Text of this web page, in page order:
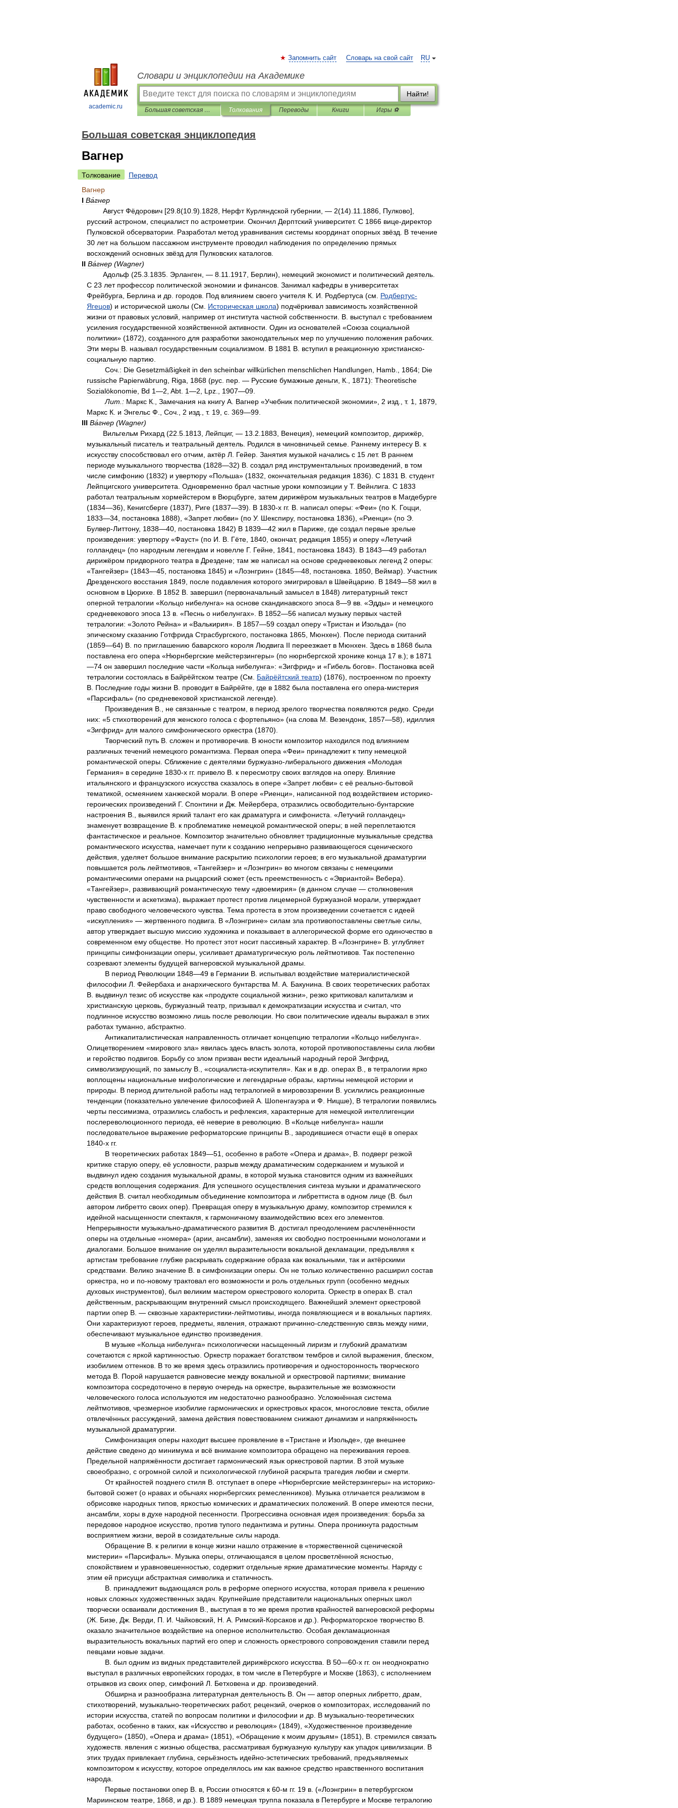
academic.ru
RU
Запомнить сайт Словарь на свой сайт
Словари и энциклопедии на Академике
Найти!
Большая советская энциклопедия Толкования Переводы Книги Игры ⚽
Большая советская энциклопедия
Вагнер
Толкование
Перевод
Вагнер
I Ва́гнер
Август Фёдорович [29 8(10 9). 1828 Нерфт Курляндской губернии , — 2(14). 11 1886 Пулково],
русский астроном специалист по астрометрии Окончил Дерптский университет. С 1866 вице-директор
Пулковской обсерватории Разработал метод уравнивания системы координат опорных звёзд В течение
30 лет на большом пассажном инструменте проводил наблюдения по определению прямых
восхождений основных звёзд для Пулковских каталогов
II Ва́гнер (Wagner)
Адольф (25 3 1835 Эрланген , — 8 11 1917 Берлин), немецкий экономист и политический деятель
С 23 лет профессор политической экономии и финансов Занимал кафедры в университетах
Фрейбурга
Берлина и др городов Под влиянием своего учителя К И Родбертуса (см Родбертус-
Ягецов) и исторической школы (См Историческая школа) подчёркивал зависимость хозяйственной
жизни от правовых условий например от института частной собственности В выступал с требованием
усиления государственной хозяйственной активности Один из основателей «Союза социальной
политики» (1872), созданного для разработки законодательных мер по улучшению положения рабочих
Эти меры В называл государственным социализмом В 1881 В вступил в реакционную христианско-
социальную партию
Соч : Die Gesetzmäßigkeit in den scheinbar willkürlichen menschlichen Handlungen Hamb 1864; Die
russische Pаpierwäbrung Riga 1868 (рус пер . — Русские бумажные деньги К 1871): Theoretische
Sozialökonomie Bd 1—2 Abt 1—2 Lpz 1907—09
Лит : Маркс К Замечания на книгу А Вагнер «Учебник политической экономии», 2 изд т. 1 1879
Маркс К и Энгельс Ф Соч 2 изд т. 19 с 369—99
III Ва́гнер (Wagner)
Вильгельм Рихард (22 5 1813 Лейпциг, — 13 2 1883 Венеция), немецкий композитор дирижёр
музыкальный писатель и театральный деятель Родился в чиновничьей семье Раннему интересу В к
искусству способствовал его отчим актёр Л Гейер Занятия музыкой начались с 15 лет. В раннем
периоде музыкального творчества (1828—32) В создал ряд инструментальных произведений в том
числе симфонию (1832) и увертюру «Польша» (1832 окончательная редакция 1836). С 1831 В студент
Лейпцигского университета Одновременно брал частные уроки композиции у Т. Вейнлига С 1833
работал театральным хормейстером в Вюрцбурге затем дирижёром музыкальных театров в Магдебурге
(1834—36), Кенигсберге (1837), Риге (1837—39). В 1830-х гг. В написал оперы: «Феи» (по К Гоцци
1833—34 постановка 1888), «Запрет любви» (по У. Шекспиру, постановка 1836), «Риенци» (по Э
Булвер-Литтону, 1838—40 постановка 1842) В 1839—42 жил в Париже где создал первые зрелые
произведения: увертюру «Фауст» (по И В Гёте 1840 окончат, редакция 1855) и оперу «Летучий
голландец» (по народным легендам и новелле Г. Гейне 1841 постановка 1843). В 1843—49 работал
дирижёром придворного театра в Дрездене; там же написал на основе средневековых легенд 2 оперы:
«Тангейзер» (1843—45 постановка 1845) и «Лоэнгрин» (1845—48 постановка 1850 Веймар). Участник
Дрезденского восстания 1849 после подавления которого эмигрировал в Швейцарию В 1849—58 жил в
основном в Цюрихе В 1852 В завершил (первоначальный замысел в 1848) литературный текст
оперной тетралогии «Кольцо нибелунга» на основе скандинавского эпоса 8—9 вв . «Эдды» и немецкого
средневекового эпоса 13 в . «Песнь о нибелунгах». В 1852—56 написал музыку первых частей
тетралогии: «Золото Рейна» и «Валькирия». В 1857—59 создал оперу «Тристан и Изольда» (по
эпическому сказанию Готфрида Страсбургского постановка 1865 Мюнхен). После периода скитаний
(1859—64) В по приглашению баварского короля Людвига II переезжает в Мюнхен Здесь в 1868 была
поставлена его опера «Нюрнбергские мейстерзингеры» (по нюрнбергской хронике конца 17 в .); в 1871
—74 он завершил последние части «Кольца нибелунга»: «Зигфрид» и «Гибель богов». Постановка всей
тетралогии состоялась в Байрёйтском театре (См Байрёйтский театр) (1876), построенном по проекту
В Последние годы жизни В проводит в Байрёйте где в 1882 была поставлена его опера-мистерия
«Парсифаль» (по средневековой христианской легенде).
Произведения В не связанные с театром в период зрелого творчества появляются редко Среди
них: «5 стихотворений для женского голоса с фортепьяно» (на слова М Везендонк 1857—58), идиллия
«Зигфрид» для малого симфонического оркестра (1870).
Творческий путь В сложен и противоречив В юности композитор находился под влиянием
различных течений немецкого романтизма Первая опера «Феи» принадлежит к типу немецкой
романтической оперы Сближение с деятелями буржуазно-либерального движения «Молодая
Германия» в середине 1830-х гг. привело В к пересмотру своих взглядов на оперу. Влияние
итальянского и французского искусства сказалось в опере «Запрет любви» с её реально-бытовой
тематикой осмеянием ханжеской морали В опере «Риенци», написанной под воздействием историко-
героических произведений Г. Спонтини и Дж Мейербера отразились освободительно-бунтарские
настроения В выявился яркий талант его как драматурга и симфониста . «Летучий голландец»
знаменует возвращение В к проблематике немецкой романтической оперы; в ней переплетаются
фантастическое и реальное Композитор значительно обновляет традиционные музыкальные средства
романтического искусства намечает пути к созданию непрерывно развивающегося сценического
действия уделяет большое внимание раскрытию психологии героев; в его музыкальной драматургии
повышается роль лейтмотивов , «Тангейзер» и «Лоэнгрин» во многом связаны с немецкими
романтическими операми на рыцарский сюжет(есть преемственность с «Эвриантой» Вебера).
«Тангейзер», развивающий романтическую тему «двоемирия» (в данном случае — столкновения
чувственности и аскетизма), выражает протест против лицемерной буржуазной морали утверждает
право свободного человеческого чувства Тема протеста в этом произведении сочетается с идеей
«искупления» — жертвенного подвига В «Лоэнгрине» силам зла противопоставлены светлые силы
автор утверждает высшую миссию художника и показывает в аллегорической форме его одиночество в
современном ему обществе Но протест этот носит пассивный характер В «Лоэнгрине» В углубляет
принципы симфонизации оперы усиливает драматургическую роль лейтмотивов Так постепенно
созревают элементы будущей вагнеровской музыкальной драмы
В период Революции 1848—49 в Германии В испытывал воздействие материалистической
философии Л Фейербаха и анархического бунтарства М А Бакунина В своих теоретических работах
В выдвинул тезис об искусстве как «продукте социальной жизни», резко критиковал капитализм и
христианскую церковь буржуазный театр призывал к демократизации искусства и считал что
подлинное искусство возможно лишь после революции Но свои политические идеалы выражал в этих
работах туманно абстрактно
Антикапиталистическая направленность отличает концепцию тетралогии «Кольцо нибелунга».
Олицетворением «мирового зла» явилась здесь власть золота которой противопоставлены сила любви
и геройство подвигов Борьбу со злом призван вести идеальный народный герой Зигфрид
символизирующий
по замыслу В ., «социалиста-искупителя». Как и в др операх В в тетралогии ярко
воплощены национальные мифологические и легендарные образы картины немецкой истории и
природы В период длительной работы над тетралогией в мировоззрении В усилились реакционные
тенденции (показательно увлечение философией А Шопенгауэра и Ф Ницше), В тетралогии появились
черты пессимизма отразились слабость и рефлексия характерные для немецкой интеллигенции
послереволюционного периода её неверие в революцию В «Кольце нибелунга» нашли
последовательное выражение реформаторские принципы В зародившиеся отчасти ещё в операх
1840-х гг.
В теоретических работах 1849—51 особенно в работе «Опера и драма», В подверг резкой
критике старую оперу, её условности разрыв между драматическим содержанием и музыкой и
выдвинул идею создания музыкальной драмы в которой музыка становится одним из важнейших
средств воплощения содержания Для успешного осуществления синтеза музыки и драматического
действия В считал необходимым объединение композитора и либреттиста в одном лице (В был
автором либретто своих опер). Превращая оперу в музыкальную драму, композитор стремился к
идейной насыщенности спектакля к гармоничному взаимодействию всех его элементов
Непрерывности музыкально-драматического развития В достигал преодолением расчленённости
оперы на отдельные «номера» (арии ансамбли), заменяя их свободно построенными монологами и
диалогами
Большое внимание он уделял выразительности вокальной декламации предъявляя к
артистам требование глубже раскрывать содержание образа как вокальными так и актёрскими
средствами
Велико значение В в симфонизации оперы Он не только количественно расширил состав
оркестра
но и по-новому трактовал его возможности и роль отдельных групп (особенно медных
духовых инструментов), был великим мастером оркестрового колорита Оркестр в операх В стал
действенным
раскрывающим внутренний смысл происходящего Важнейший элемент оркестровой
партии опер В . — сквозные характеристики-лейтмотивы иногда появляющиеся и в вокальных партиях
Они характеризуют героев предметы явления отражают причинно-следственную связь между ними
обеспечивают музыкальное единство произведения
В музыке «Кольца нибелунга» психологически насыщенный лиризм и глубокий драматизм
сочетаются с яркой картинностью Оркестр поражает богатством тембров и силой выражения блеском
изобилием оттенков В то же время здесь отразились противоречия и односторонность творческого
метода В Порой нарушается равновесие между вокальной и оркестровой партиями; внимание
композитора сосредоточено в первую очередь на оркестре выразительные же возможности
человеческого голоса используются им недостаточно разнообразно Усложнённая система
лейтмотивов чрезмерное изобилие гармонических и оркестровых красок многословие текста обилие
отвлечённых рассуждений замена действия повествованием снижают динамизм и напряжённость
музыкальной драматургии
Симфонизация оперы находит высшее проявление в «Тристане и Изольде», где внешнее
действие сведено до минимума и всё внимание композитора обращено на переживания героев
Предельной напряжённости достигает гармонический язык оркестровой партии В этой музыке
своеобразно с огромной силой и психологической глубиной раскрыта трагедия любви и смерти
От крайностей позднего стиля В отступает в опере «Нюрнбергские мейстерзингеры» на историко-
бытовой сюжет(о нравах и обычаях нюрнбергских ремесленников). Музыка отличается реализмом в
обрисовке народных типов яркостью комических и драматических положений В опере имеются песни
ансамбли хоры в духе народной песенности Прогрессивна основная идея произведения: борьба за
передовое народное искусство против тупого педантизма и рутины Опера проникнута радостным
восприятием жизни верой в созидательные силы народа
Обращение В к религии в конце жизни нашло отражение в «торжественной сценической
мистерии» «Парсифаль». Музыка оперы отличающаяся в целом просветлённой ясностью
спокойствием и уравновешенностью содержит отдельные яркие драматические моменты Наряду с
этим ей присущи абстрактная символика и статичность
В принадлежит выдающаяся роль в реформе оперного искусства которая привела к решению
новых сложных художественных задач Крупнейшие представители национальных оперных школ
творчески осваивали достижения В выступая в то же время против крайностей вагнеровской реформы
(Ж Бизе Дж Верди П И Чайковский Н А Римский-Корсаков и др .). Реформаторское творчество В
оказало значительное воздействие на оперное исполнительство Особая декламационная
выразительность вокальных партий его опер и сложность оркестрового сопровождения ставили перед
певцами новые задачи
В был одним из видных представителей дирижёрского искусства В 50—60-х гг. он неоднократно
выступал в различных европейских городах в том числе в Петербурге и Москве (1863), с исполнением
отрывков из своих опер симфоний Л Бетховена и др произведений
Обширна и разнообразна литературная деятельность В Он — автор оперных либретто драм
стихотворений
музыкально-теоретических работ, рецензий очерков о композиторах исследований по
истории искусства статей по вопросам политики и философии и др В музыкально-теоретических
работах особенно в таких как «Искусство и революция» (1849), «Художественное произведение
будущего» (1850), «Опера и драма» (1851), «Обращение к моим друзьям» (1851), В стремился связать
художеств явления с жизнью общества рассматривая буржуазную культуру как упадок цивилизации
В
этих трудах привлекает глубина серьёзность идейно-эстетических требований
предъявляемых
композитором к искусству, которое определялось им как важное средство нравственного воспитания
народа
Первые постановки опер В в России относятся к 60-м гг. 19 в . («Лоэнгрин» в петербургском
Мариинском театре 1868 и др .). В 1889 немецкая труппа показала в Петербурге и Москве тетралогию